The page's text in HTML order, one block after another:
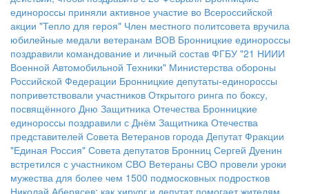
единороссы приняли активное участие во Всероссийской
акции "Тепло для героя" Член местного политсовета вручила
юбилейные медали ветеранам ВОВ Бронницкие единороссы
поздравили командование и личный состав ФГБУ "21 НИИИ
Военной Автомобильной Техники" Министерства обороны
Российской Федерации Бронницкие депутаты-единороссы
поприветствовали участников Открытого ринга по боксу,
посвящённого Дню Защитника Отечества Бронницкие
единороссы поздравили с Днём Защитника Отечества
представителей Совета Ветеранов города Депутат Фракции
"Единая Россия" Совета депутатов Бронниц Сергей Дуенин
встретился с участником СВО Ветераны СВО провели уроки
мужества для более чем 1500 подмосковных подростков